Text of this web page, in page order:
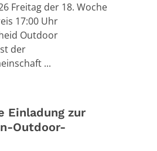
Freitag der 18. Woche
17:00 Uhr
Outdoor
der
...
Einladung zur
Outdoor-